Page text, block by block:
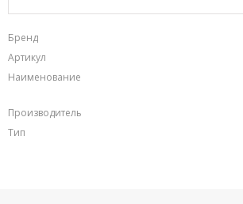
Бренд
Артикул
Наименование
Производитель
Тип